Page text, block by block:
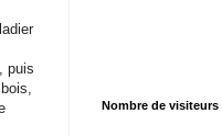
puis
Nombre de visiteurs